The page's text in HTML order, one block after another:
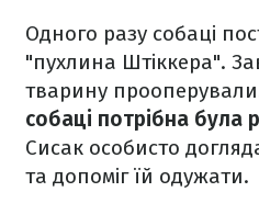
Одного разу собаці
"пухлина Штіккера".
тварину
собаці потрібна була
Сисак особисто
та допоміг їй одужати.